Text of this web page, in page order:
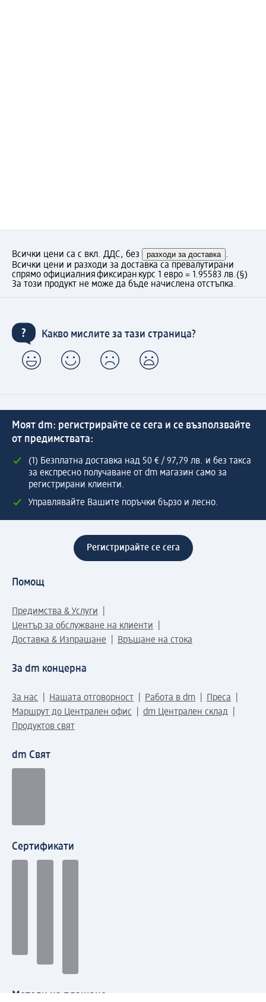
Всички цени са с вкл. ДДС, без разходи за доставка .
Всички цени и разходи за доставка са превалутирани
спрямо официалния фиксиран курс 1 евро = 1.95583 лв.(§)
За този продукт не може да бъде начислена отстъпка.
Какво мислите за тази страница?
Моят dm: регистрирайте се сега и се възползвайте
от предимствата:
(1) Безплатна доставка над 50 € / 97,79 лв. и без такса
за експресно получаване от dm магазин само за
регистрирани клиенти.
Управлявайте Вашите поръчки бързо и лесно.
Регистрирайте се сега
Помощ
Предимства & Услуги
Център за обслужване на клиенти
Доставка & Изпращане
Връщане на стока
За dm концерна
За нас Нашата отговорност Работа в dm
Преса
Маршрут до Централен офис
dm Централен склад
Продуктов свят
dm Свят
Сертификати
Методи на плащане